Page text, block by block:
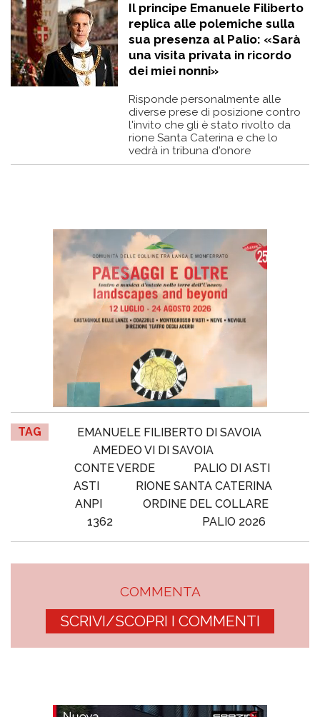
Il principe Emanuele Filiberto
replica alle polemiche sulla
sua presenza al Palio: «Sarà
una visita privata in ricordo
dei miei nonni»
Risponde personalmente alle
diverse prese di posizione contro
l'invito che gli è stato rivolto da
rione Santa Caterina e che lo
vedrà in tribuna d'onore
TAG
EMANUELE FILIBERTO DI SAVOIA
AMEDEO VI DI SAVOIA
CONTE VERDE
PALIO DI ASTI
ASTI
RIONE SANTA CATERINA
ANPI
ORDINE DEL COLLARE
1362
PALIO 2026
COMMENTA
SCRIVI/SCOPRI I COMMENTI